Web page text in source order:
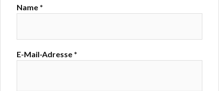
Name *
E-Mail-Adresse *